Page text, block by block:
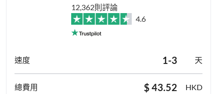
12,362則評論
4.6
1-3 天
$ 43.52
HKD